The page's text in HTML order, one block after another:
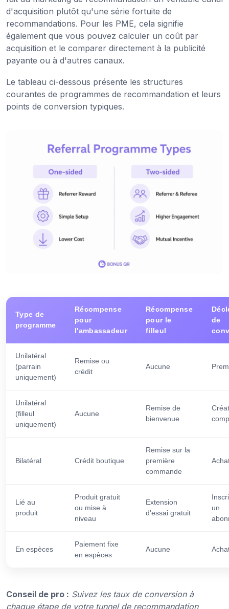
d'acquisition plutôt qu'une série fortuite de
recommandations. Pour les PME, cela signifie
également que vous pouvez calculer un coût par
acquisition et le comparer directement à la publicité
payante ou à d'autres canaux.
Le tableau ci-dessous présente les structures
courantes de programmes de recommandation et leurs
points de conversion typiques.
Type de
programme
Récompense
pour
l'ambassadeur
Récompense
pour le
filleul
de
Unilatéral
(parrain
uniquement)
Remise ou
crédit
Aucune
Unilatéral
(filleul
uniquement)
Aucune
Remise de
bienvenue
Bilatéral Crédit boutique
Remise sur la
première
commande
Lié au
produit
Produit gratuit
ou mise à
niveau
Extension
d'essai gratuit
un
En espèces
Paiement fixe
en espèces
Aucune
Conseil de pro : Suivez les taux de conversion à
chaque étape de votre tunnel de recommandation